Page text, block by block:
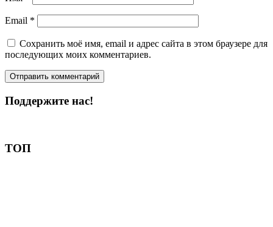
Email *
Сохранить моё имя, email и адрес сайта в этом браузере для
последующих моих комментариев.
Поддержите нас!
ТОП